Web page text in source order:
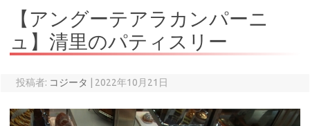
【アングーテアラカンパーニ
ュ】清里のパティスリー
投稿者: コジータ 2022年10月21日